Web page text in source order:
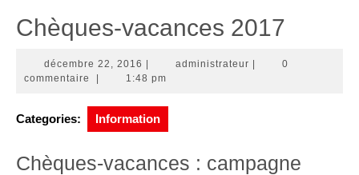
Chèques-vacances 2017
décembre 22, 2016 décembre
22,
administrateuradministrateur
0
commentaire
1:48 pm
Categories: Information
Chèques-vacances : campagne